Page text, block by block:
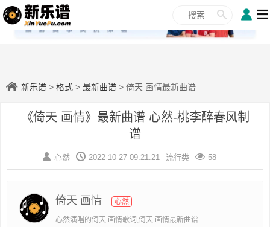
✕
新乐谱 > 格式 > 最新曲谱 > 倚天 画情最新曲谱
《倚天 画情》最新曲谱 心然-桃李醉春风制
谱
心然 2022-10-27 09:21:21 流行类 58
倚天 画情 心然
心然演唱的倚天 画情歌词,倚天 画情最新曲谱.